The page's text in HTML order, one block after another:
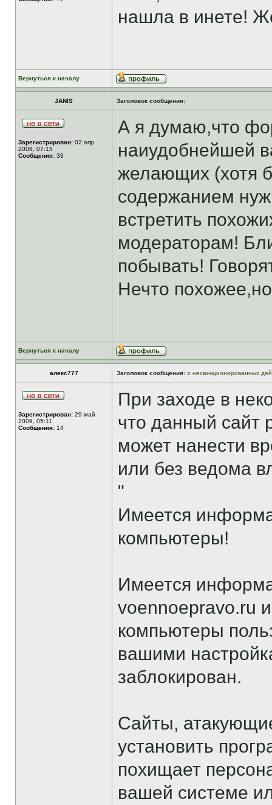
нашла в инете!
Вернуться к началу
JANIS Заголовок сообщения:
Зарегистрирован: 02 апр
2008, 07:15
Сообщения: 39
А я думаю,что
наиудобнейшей
желающих (хотя
содержанием
встретить
модераторам!
побывать!
Нечто
Вернуться к началу
алекс777 Заголовок сообщения: о несанкционированных
Зарегистрирован: 29 май
2009, 05:11
Сообщения: 14
При заходе в
что данный сайт
может нанести
или без ведома
"
Имеется
компьютеры!
Имеется
voennoepravo.ru
компьютеры
вашими
заблокирован.
Сайты,
установить
похищает
вашей системе